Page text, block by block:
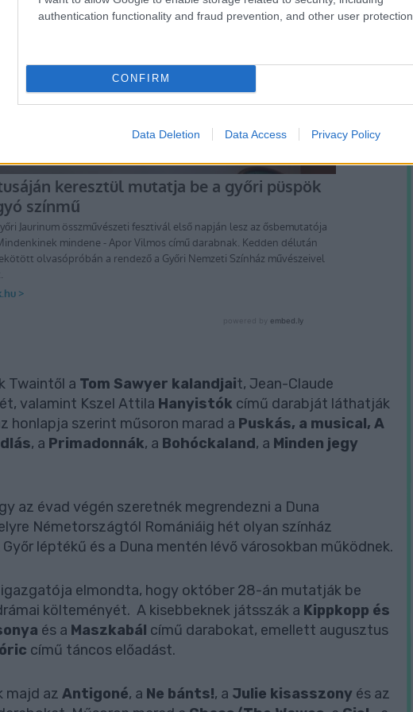
authentication functionality and fraud prevention, and other user protection.
CONFIRM
Data Deletion Data Access Privacy Policy
Twaintől a Tom Sawyer kalandjait, Jean-Claude
valamint Kszel Attila Hanyistók című darabját láthatják
honlapja szerint műsoron marad a Puskás, a musical, A
, a Primadonnák, a Bohóckaland, a Minden jegy
az évad végén szeretnék megrendezni a Duna
Németországtól Romániáig hét olyan színház
léptékű és a Duna mentén lévő városokban működnek.
igazgatója elmondta, hogy október 28-án mutatják be
költeményét. A kisebbeknek játsszák a Kippkopp és
és a Maszkabál című darabokat, emellett augusztus
című táncos előadást.
majd az Antigoné, a Ne bánts!, a Julie kisasszony és az